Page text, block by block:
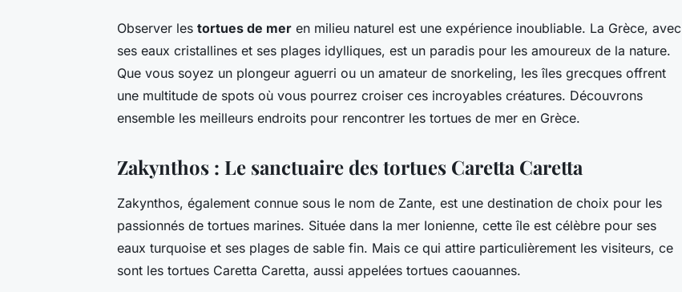
Observer les tortues de mer en milieu naturel est une expérience inoubliable. La Grèce, avec
ses eaux cristallines et ses plages idylliques, est un paradis pour les amoureux de la nature.
Que vous soyez un plongeur aguerri ou un amateur de snorkeling, les îles grecques offrent
une multitude de spots où vous pourrez croiser ces incroyables créatures. Découvrons
ensemble les meilleurs endroits pour rencontrer les tortues de mer en Grèce.
Zakynthos : Le sanctuaire des tortues Caretta Caretta
Zakynthos, également connue sous le nom de Zante, est une destination de choix pour les
passionnés de tortues marines. Située dans la mer Ionienne, cette île est célèbre pour ses
eaux turquoise et ses plages de sable fin. Mais ce qui attire particulièrement les visiteurs, ce
sont les tortues Caretta Caretta, aussi appelées tortues caouannes.